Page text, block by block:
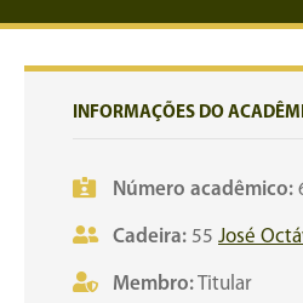
INFORMAÇÕES DO
Número acadêmico:
Cadeira: 55 José
Membro:Titular